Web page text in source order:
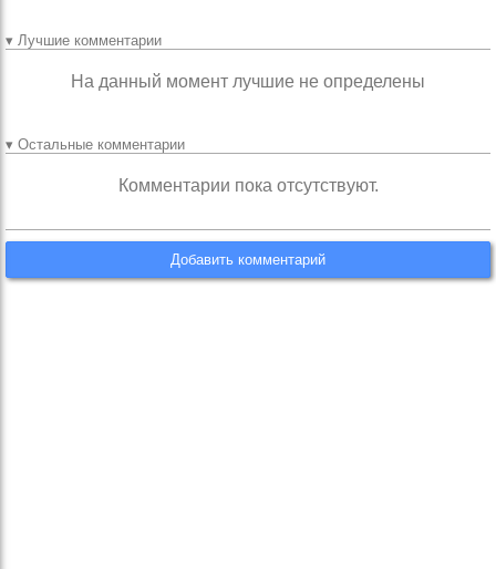
▾ Лучшие комментарии
На данный момент лучшие не определены
▾ Остальные комментарии
Комментарии пока отсутствуют.
Добавить комментарий